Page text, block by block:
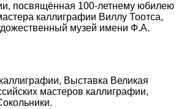
посвящённая 100-летнему юбилею
каллиграфии Виллу Тоотса,
музей имени Ф.А.
Выставка Великая
мастеров каллиграфии,